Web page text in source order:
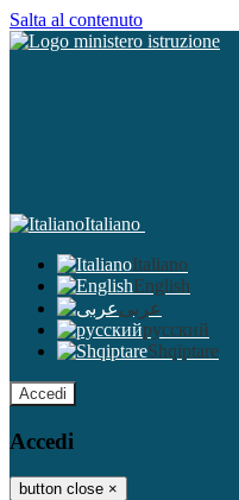
Salta al contenuto
Italiano
Italiano
English
عربى
русский
Shqiptare
Accedi
Accedi
button close ×